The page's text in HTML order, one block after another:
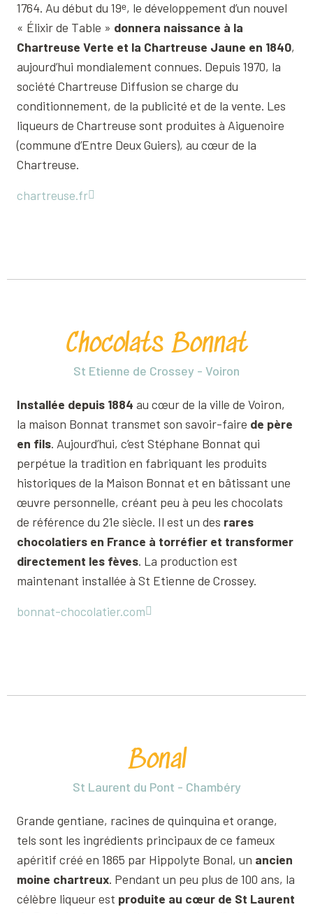
1764. Au début du 19ᵉ, le développement d’un nouvel
« Élixir de Table » donnera naissance à la
Chartreuse Verte et la Chartreuse Jaune en 1840,
aujourd’hui mondialement connues. Depuis 1970, la
société Chartreuse Diffusion se charge du
conditionnement, de la publicité et de la vente. Les
liqueurs de Chartreuse sont produites à Aiguenoire
(commune d’Entre Deux Guiers), au cœur de la
Chartreuse.
chartreuse.fr
Chocolats Bonnat
St Etienne de Crossey - Voiron
Installée depuis 1884 au cœur de la ville de Voiron,
la maison Bonnat transmet son savoir-faire de père
en fils. Aujourd’hui, c’est Stéphane Bonnat qui
perpétue la tradition en fabriquant les produits
historiques de la Maison Bonnat et en bâtissant une
œuvre personnelle, créant peu à peu les chocolats
de référence du 21e siècle. Il est un des rares
chocolatiers en France à torréfier et transformer
directement les fèves. La production est
maintenant installée à St Etienne de Crossey.
bonnat-chocolatier.com
Bonal
St Laurent du Pont - Chambéry
Grande gentiane, racines de quinquina et orange,
tels sont les ingrédients principaux de ce fameux
apéritif créé en 1865 par Hippolyte Bonal, un ancien
moine chartreux. Pendant un peu plus de 100 ans, la
célèbre liqueur est produite au cœur de St Laurent